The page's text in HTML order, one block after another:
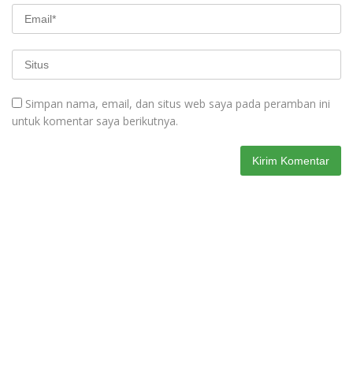
Simpan nama, email, dan situs web saya pada peramban ini
untuk komentar saya berikutnya.